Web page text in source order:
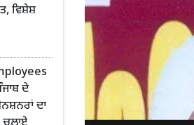
ਵਿਸ਼ੇਸ਼
ਦੇ
ਦਾ